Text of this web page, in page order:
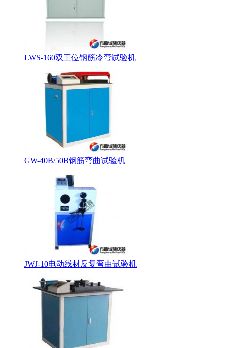
LWS-160双工位钢筋冷弯试验机
GW-40B/50B钢筋弯曲试验机
JWJ-10电动线材反复弯曲试验机